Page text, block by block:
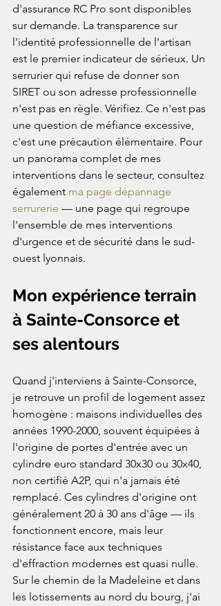
d'assurance RC Pro sont disponibles
sur demande. La transparence sur
l'identité professionnelle de l'artisan
est le premier indicateur de sérieux. Un
serrurier qui refuse de donner son
SIRET ou son adresse professionnelle
n'est pas en règle. Vérifiez. Ce n'est pas
une question de méfiance excessive,
c'est une précaution élémentaire. Pour
un panorama complet de mes
interventions dans le secteur, consultez
également ma page dépannage
serrurerie — une page qui regroupe
l'ensemble de mes interventions
d'urgence et de sécurité dans le sud-
ouest lyonnais.
Mon expérience terrain
à Sainte-Consorce et
ses alentours
Quand j'interviens à Sainte-Consorce,
je retrouve un profil de logement assez
homogène : maisons individuelles des
années 1990-2000, souvent équipées à
l'origine de portes d'entrée avec un
cylindre euro standard 30x30 ou 30x40,
non certifié A2P, qui n'a jamais été
remplacé. Ces cylindres d'origine ont
généralement 20 à 30 ans d'âge — ils
fonctionnent encore, mais leur
résistance face aux techniques
d'effraction modernes est quasi nulle.
Sur le chemin de la Madeleine et dans
les lotissements au nord du bourg, j'ai